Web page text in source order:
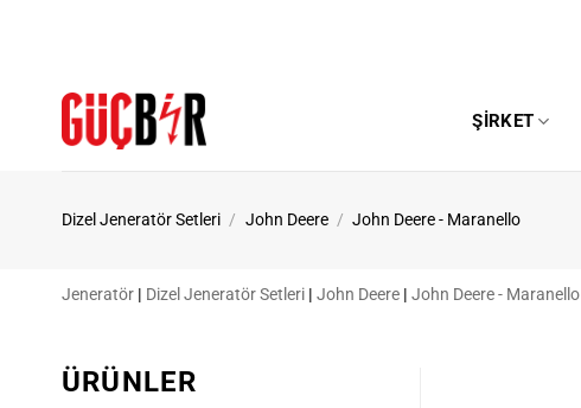
ŞIRKET
Dizel Jeneratör Setleri / John Deere / John Deere - Maranello
Jeneratör | Dizel Jeneratör Setleri | John Deere | John Deere - Maranello
ÜRÜNLER